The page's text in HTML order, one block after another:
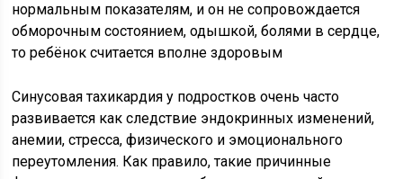
нормальным показателям, и он не сопровождается
обморочным состоянием, одышкой, болями в сердце,
то ребёнок считается вполне здоровым
Синусовая тахикардия у подростков очень часто
развивается как следствие эндокринных изменений,
анемии, стресса, физического и эмоционального
переутомления. Как правило, такие причинные